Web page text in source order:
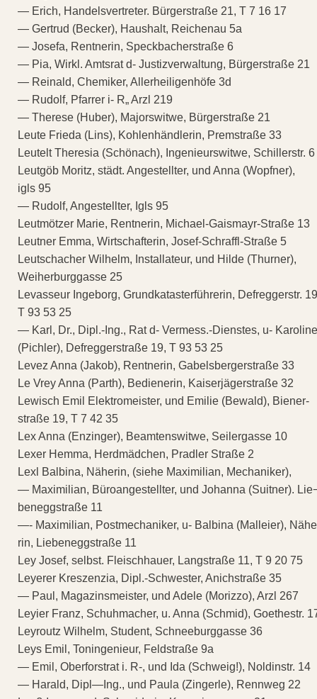
— Erich, Handelsvertreter. Bürgerstraße 21, T 7 16 17
— Gertrud (Becker), Haushalt, Reichenau 5a
— Josefa, Rentnerin, Speckbacherstraße 6
— Pia, Wirkl. Amtsrat d- Justizverwaltung, Bürgerstraße 21
— Reinald, Chemiker, Allerheiligenhöfe 3d
— Rudolf, Pfarrer i- R„ Arzl 219
— Therese (Huber), Majorswitwe, Bürgerstraße 21
Leute Frieda (Lins), Kohlenhändlerin, Premstraße 33
Leutelt Theresia (Schönach), Ingenieurswitwe, Schillerstr. 6
Leutgöb Moritz, städt. Angestellter, und Anna (Wopfner),
igls 95
— Rudolf, Angestellter, Igls 95
Leutmötzer Marie, Rentnerin, Michael-Gaismayr-Straße 13
Leutner Emma, Wirtschafterin, Josef-Schraffl-Straße 5
Leutschacher Wilhelm, Installateur, und Hilde (Thurner),
Weiherburggasse 25
Levasseur Ingeborg, Grundkatasterführerin, Defreggerstr. 19
T 93 53 25
— Karl, Dr., Dipl.-Ing., Rat d- Vermess.-Dienstes, u- Karoline
(Pichler), Defreggerstraße 19, T 93 53 25
Levez Anna (Jakob), Rentnerin, Gabelsbergerstraße 33
Le Vrey Anna (Parth), Bedienerin, Kaiserjägerstraße 32
Lewisch Emil Elektromeister, und Emilie (Bewald), Biener-
straße 19, T 7 42 35
Lex Anna (Enzinger), Beamtenswitwe, Seilergasse 10
Lexer Hemma, Herdmädchen, Pradler Straße 2
Lexl Balbina, Näherin, (siehe Maximilian, Mechaniker),
— Maximilian, Büroangestellter, und Johanna (Suitner).
beneggstraße 11
—- Maximilian, Postmechaniker, u- Balbina (Malleier),
rin, Liebeneggstraße 11
Ley Josef, selbst. Fleischhauer, Langstraße 11, T 9 20 75
Leyerer Kreszenzia, Dipl.-Schwester, Anichstraße 35
— Paul, Magazinsmeister, und Adele (Morizzo), Arzl 267
Leyier Franz, Schuhmacher, u. Anna (Schmid), Goethestr.
Leyroutz Wilhelm, Student, Schneeburggasse 36
Leys Emil, Toningenieur, Feldstraße 9a
— Emil, Oberforstrat i. R-, und Ida (Schweig!), Noldinstr. 14
— Harald, Dipl—Ing., und Paula (Zingerle), Rennweg 22